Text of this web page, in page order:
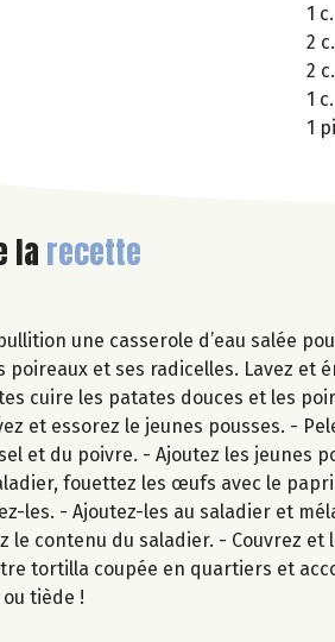
1
2
2
1
1
larecette
une casserole d’eau salée
poireaux et ses radicelles. Lavez
cuire les patates douces et les
et essorez le jeunes pousses.
et du poivre. - Ajoutez les jeunes
fouettez les œufs avec le
les. - Ajoutez-les au saladier et
le contenu du saladier. - Couvrez
tortilla coupée en quartiers et
tiède !